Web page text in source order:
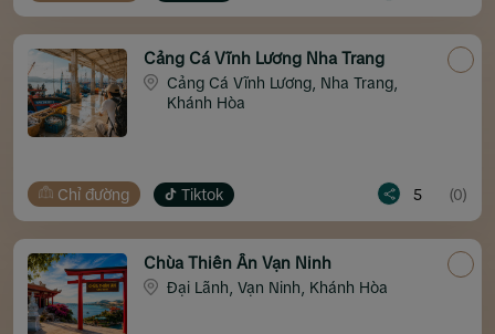
Cảng Cá Vĩnh Lương Nha Trang
Cảng Cá Vĩnh Lương, Nha Trang,
Khánh Hòa
Chỉ đường Tiktok 5 (0)
Chùa Thiên Ân Vạn Ninh
Đại Lãnh, Vạn Ninh, Khánh Hòa